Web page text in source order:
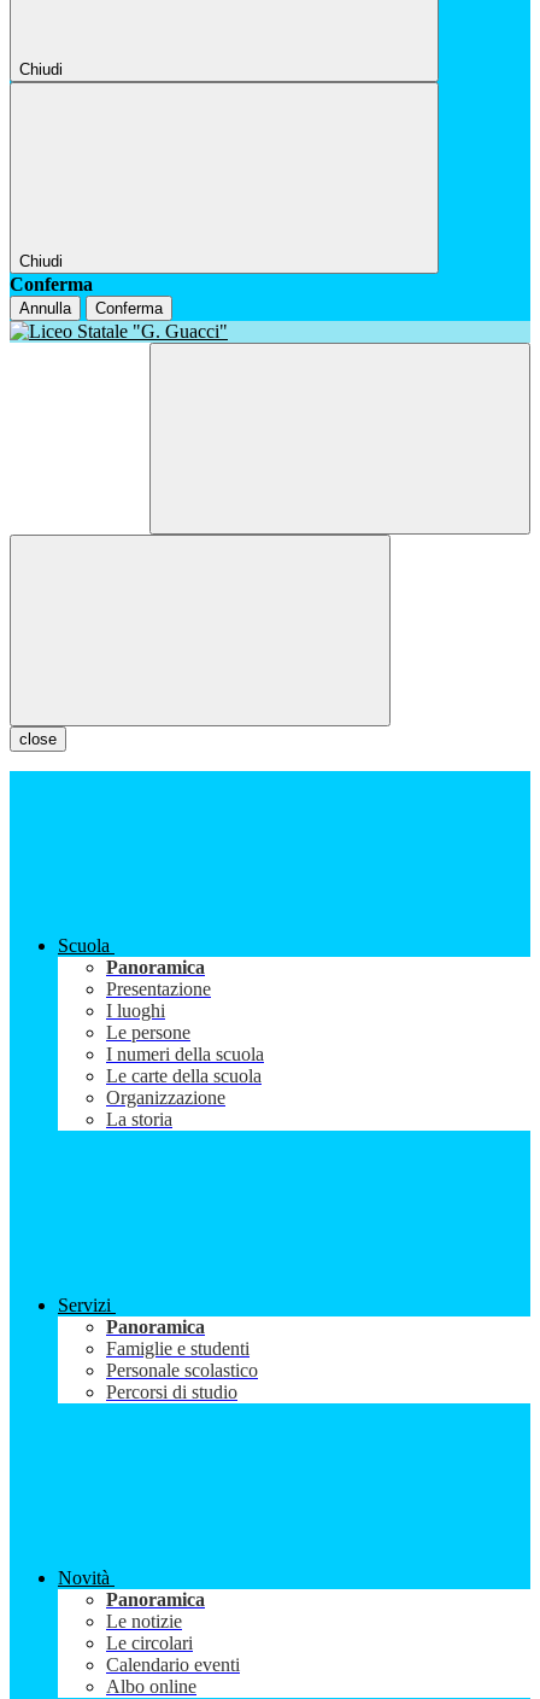
Chiudi
Chiudi
Conferma
Annulla Conferma
close
Scuola
Panoramica
Presentazione
I luoghi
Le persone
I numeri della scuola
Le carte della scuola
Organizzazione
La storia
Servizi
Panoramica
Famiglie e studenti
Personale scolastico
Percorsi di studio
Novità
Panoramica
Le notizie
Le circolari
Calendario eventi
Albo online